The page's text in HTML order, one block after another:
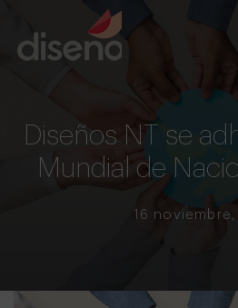
Diseños NT se
Mundial de
16 noviembre,